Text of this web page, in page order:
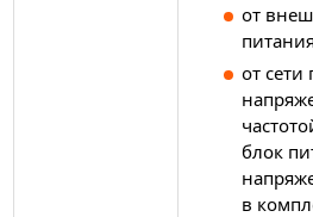
от
от сети
блок
в